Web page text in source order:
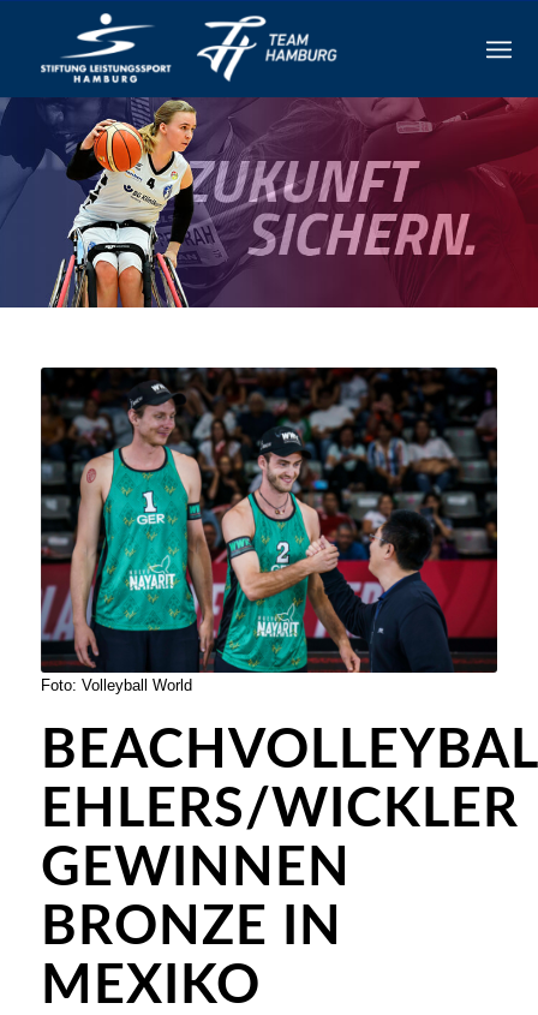
Foto: Volleyball World
EHLERS/WICKLER
GEWINNEN
BRONZE IN
MEXIKO